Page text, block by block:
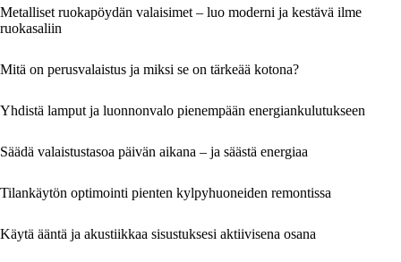
Metalliset ruokapöydän valaisimet – luo moderni ja kestävä ilme
ruokasaliin
Mitä on perusvalaistus ja miksi se on tärkeää kotona?
Yhdistä lamput ja luonnonvalo pienempään energiankulutukseen
Säädä valaistustasoa päivän aikana – ja säästä energiaa
Tilankäytön optimointi pienten kylpyhuoneiden remontissa
Käytä ääntä ja akustiikkaa sisustuksesi aktiivisena osana